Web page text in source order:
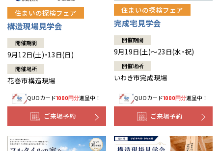
住まいの探検フェア
構造現場見学会
開催期間
9月12日(土)・13日(日)
開催場所
花巻市構造現場
QUOカード1000円分進呈中！
ご来場予約
住まいの探検フェア
完成宅見学会
開催期間
9月19日(土)～23日(水・祝)
開催場所
いわき市完成現場
QUOカード1000円分進呈中！
ご来場予約